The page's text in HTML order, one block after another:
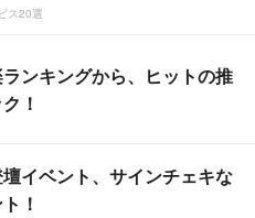
ス20選
ンキングから、ヒットの推
！
イベント、サインチェキな
！